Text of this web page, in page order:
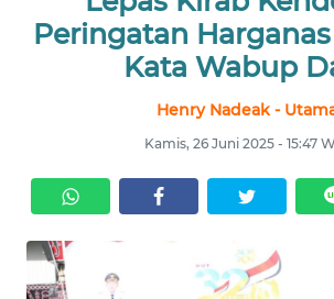
Peringatan
Kata Wabup
Henry Nadeak -
Kamis, 26 Juni 2025 - 15:47
PERISTIWA
TOKOH